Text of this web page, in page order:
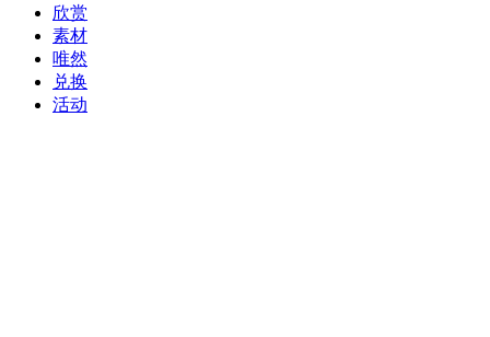
欣赏
素材
唯然
兑换
活动